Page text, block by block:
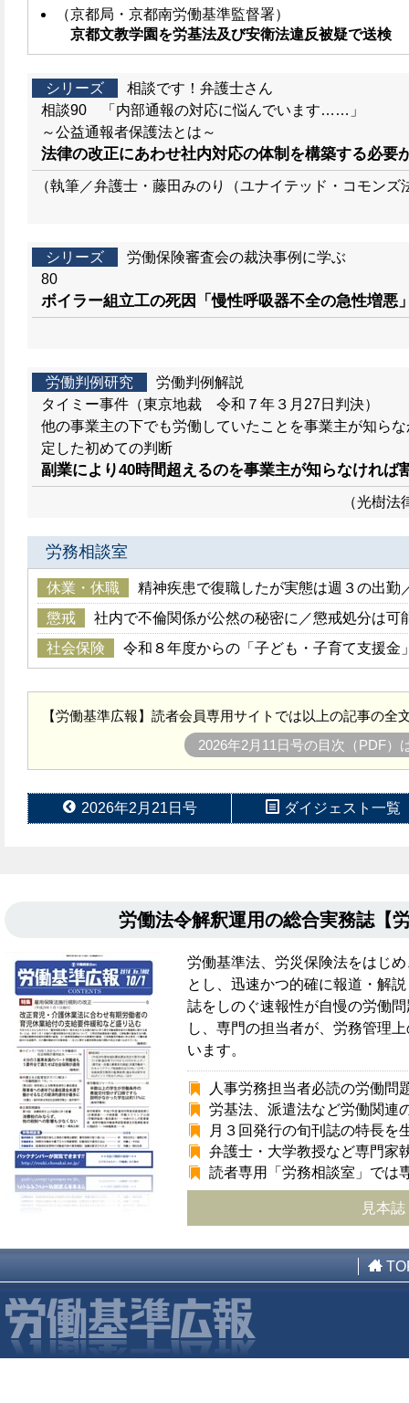
（京都局・京都南労働基準監督署）
京都文教学園を労基法及び安衛法違反被疑で送検
シリーズ
相談です！弁護士さん
相談90 「内部通報の対応に悩んでいます……」
～公益通報者保護法とは～
法律の改正にあわせ社内対応の体制を構築する必要
（執筆／弁護士・藤田みのり（ユナイテッド・コモン
シリーズ
労働保険審査会の裁決事例に学ぶ
80
ボイラー組立工の死因「慢性呼吸器不全の急性増悪
労働判例研究
労働判例解説
タイミー事件（東京地裁 令和７年３月27日判決）
他の事業主の下でも労働していたことを事業主が知ら
定した初めての判断
副業により40時間超えるのを事業主が知らなければ
（光樹
労務相談室
休業・休職
精神疾患で復職したが実態は週３の出勤
懲戒
社内で不倫関係が公然の秘密に／懲戒処分は可
社会保険
令和８年度からの「子ども・子育て支援金
【労働基準広報】読者会員専用サイトでは以上の記事の全
2026年2月11日号の目次（PDF）
2026年2月21日号 ダイジェスト一覧
労働法令解釈運用の総合実務誌
労働基準法、労災保険法をはじ
とし、迅速かつ的確に報道・解
誌をしのぐ速報性が自慢の労働
し、専門の担当者が、労務管理
います。
人事労務担当者必読の労働問
労基法、派遣法など労働関連
月３回発行の旬刊誌の特長を
弁護士・大学教授など専門家
読者専用「労務相談室」では
見本